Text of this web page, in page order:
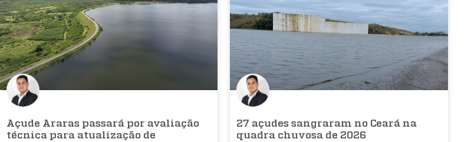
Açude Araras passará por avaliação
técnica para atualização de
27 açudes sangraram no Ceará na
quadra chuvosa de 2026